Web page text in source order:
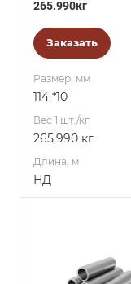
265.990кг
Заказать
Размер, мм
114 *10
Вес 1 шт./кг.
265.990 кг
Длина, м
НД